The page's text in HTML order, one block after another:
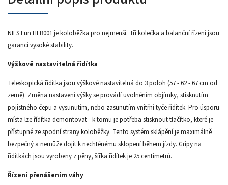
NILS Fun HLB001 je koloběžka pro nejmenší. Tři kolečka a balanční řízení jsou
garancí vysoké stability.
Výškově nastavitelná řídítka
Teleskopická řídítka jsou výškově nastavitelná do 3 poloh (57 - 62 - 67 cm od
země). Změna nastavení výšky se provádí uvolněním objímky, stisknutím
pojistného čepu a vysunutím, nebo zasunutím vnitřní tyče řídítek. Pro úsporu
místa lze řídítka demontovat - k tomu je potřeba stisknout tlačítko, které je
přístupné ze spodní strany koloběžky. Tento systém sklápění je maximálně
bezpečný a nemůže dojít k nechtěnému sklopení během jízdy. Gripy na
řídítkách jsou vyrobeny z pěny, šířka řídítek je 25 centimetrů.
Řízení přenášením váhy